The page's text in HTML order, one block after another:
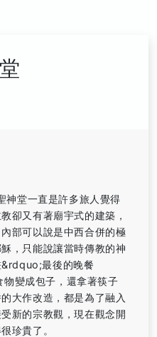
神堂一直是許多旅人覺得
卻又有著廟宇式的建築，
部可以說是中西合併的極
，只能說讓當時傳教的神
最後的晚餐
變成包子，還拿著筷子
大作改造，都是為了融入
新的宗教觀，現在觀念開
珍貴了。